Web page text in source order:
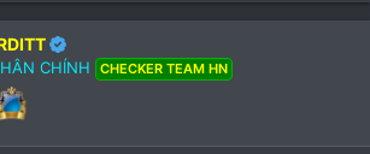
CHÍNH CHECKER TEAM HN